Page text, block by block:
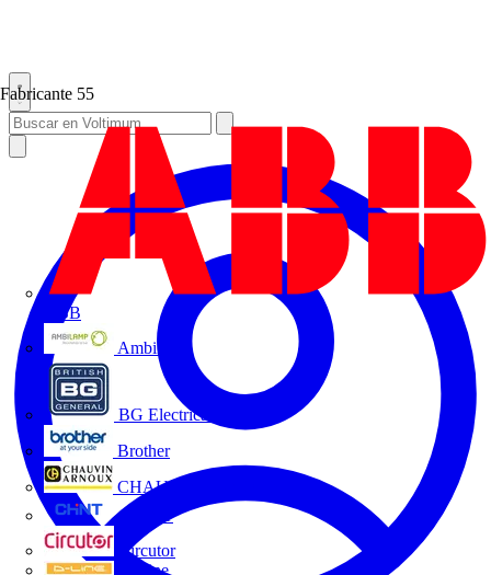
Fabricante 55
ABB
Ambilamp
BG Electrical
Brother
CHAUVIN ARNOUX
CHINT
Circutor
D-Line